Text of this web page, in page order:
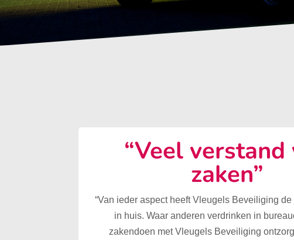
“Veel verstand
zaken”
“Van ieder aspect heeft Vleugels Beveiliging
in huis. Waar anderen verdrinken in
zakendoen met Vleugels Beveiliging